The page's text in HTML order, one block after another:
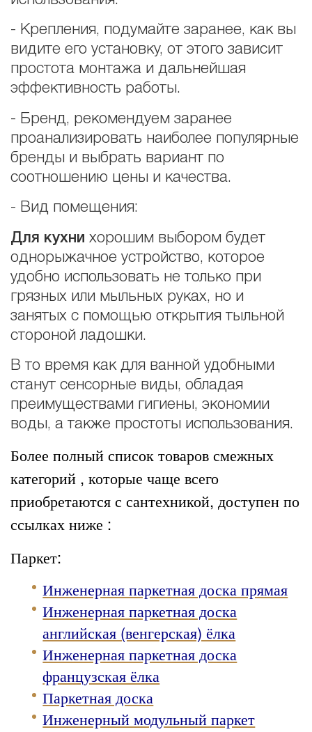
- Крепления, подумайте заранее, как вы
видите его установку, от этого зависит
простота монтажа и дальнейшая
эффективность работы.
- Бренд, рекомендуем заранее
проанализировать наиболее популярные
бренды и выбрать вариант по
соотношению цены и качества.
- Вид помещения:
Для кухни хорошим выбором будет
однорыжачное устройство, которое
удобно использовать не только при
грязных или мыльных руках, но и
занятых с помощью открытия тыльной
стороной ладошки.
В то время как для ванной удобными
станут сенсорные виды, обладая
преимуществами гигиены, экономии
воды, а также простоты использования.
Более полный список товаров смежных
категорий , которые чаще всего
приобретаются с сантехникой, доступен по
ссылках ниже :
Паркет:
Инженерная паркетная доска прямая
Инженерная паркетная доска
английская (венгерская) ёлка
Инженерная паркетная доска
французская ёлка
Паркетная доска
Инженерный модульный паркет